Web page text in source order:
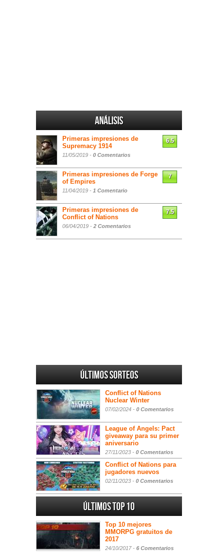
Análisis
Primeras impresiones de
Supremacy 1914
11/05/2019 - 0 Comentarios
6.5
Primeras impresiones de Forge
of Empires
11/04/2019 - 1 Comentario
7
Primeras impresiones de
Conflict of Nations
06/04/2019 - 2 Comentarios
7.5
Últimos sorteos
Conflict of Nations
Nuclear Winter
07/02/2024 - 0 Comentarios
League of Angels: Pact
giveaway para su primer
aniversario
27/11/2023 - 0 Comentarios
Conflict of Nations para
jugadores nuevos
02/11/2023 - 0 Comentarios
Últimos Top 10
Top 10 mejores
MMORPG gratuitos de
2017
24/10/2017 - 6 Comentarios